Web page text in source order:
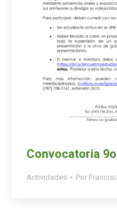
Convocatoria
Actividades Por